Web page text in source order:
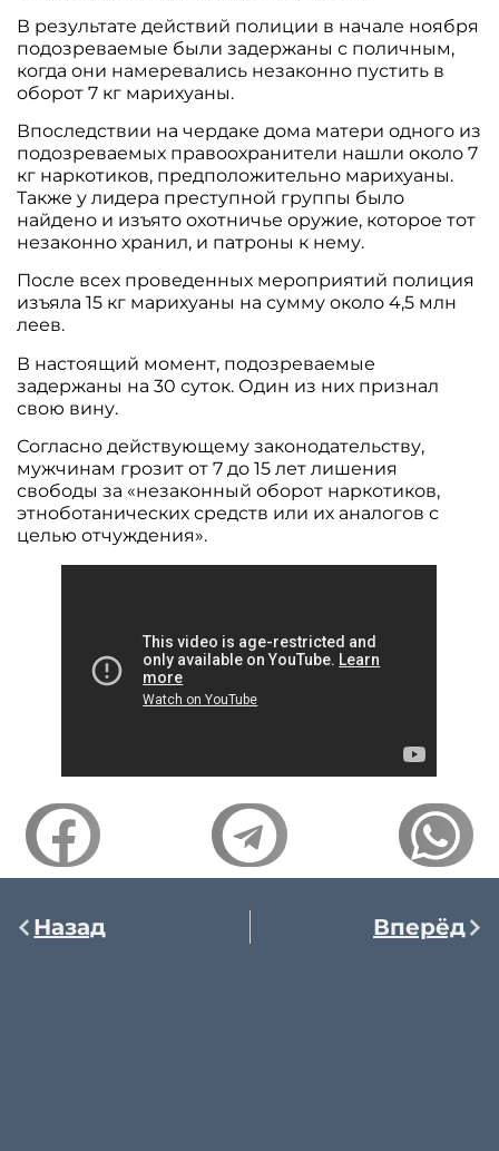
В результате действий полиции в начале ноября
подозреваемые были задержаны с поличным,
когда они намеревались незаконно пустить в
оборот 7 кг марихуаны.
Впоследствии на чердаке дома матери одного из
подозреваемых правоохранители нашли около 7
кг наркотиков, предположительно марихуаны.
Также у лидера преступной группы было
найдено и изъято охотничье оружие, которое тот
незаконно хранил, и патроны к нему.
После всех проведенных мероприятий полиция
изъяла 15 кг марихуаны на сумму около 4,5 млн
леев.
В настоящий момент, подозреваемые
задержаны на 30 суток. Один из них признал
свою вину.
Согласно действующему законодательству,
мужчинам грозит от 7 до 15 лет лишения
свободы за «незаконный оборот наркотиков,
этноботанических средств или их аналогов с
целью отчуждения».
Назад Вперёд